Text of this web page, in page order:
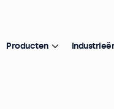
Producten